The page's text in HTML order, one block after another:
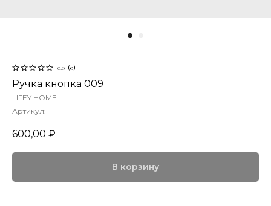
0.0 (0)
Ручка кнопка 009
LIFEY HOME
Артикул:
600,00 ₽
В корзину